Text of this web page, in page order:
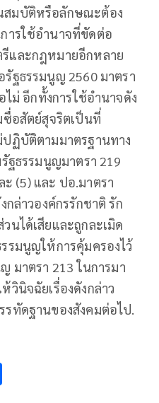
สมบัติหรือลักษณะต้อง
ารใช้อำนาจที่ขัดต่อ
และกฎหมายอีกหลาย
ฐธรรมนูญ 2560 มาตรา
ม่ อีกทั้งการใช้อำนาจดัง
ซื่อสัตย์สุจริตเป็นที่
ฏิบัติตามมาตรฐานทาง
ฐธรรมนูญมาตรา 219
(5) และ ปอ.มาตรา
กล่าวองค์กรรักชาติ รัก
นได้เสียและถูกละเมิด
รมนูญให้การคุ้มครองไว้
มาตรา 213 ในการมา
วินิจฉัยเรื่องดังกล่าว
ทัดฐานของสังคมต่อไป.